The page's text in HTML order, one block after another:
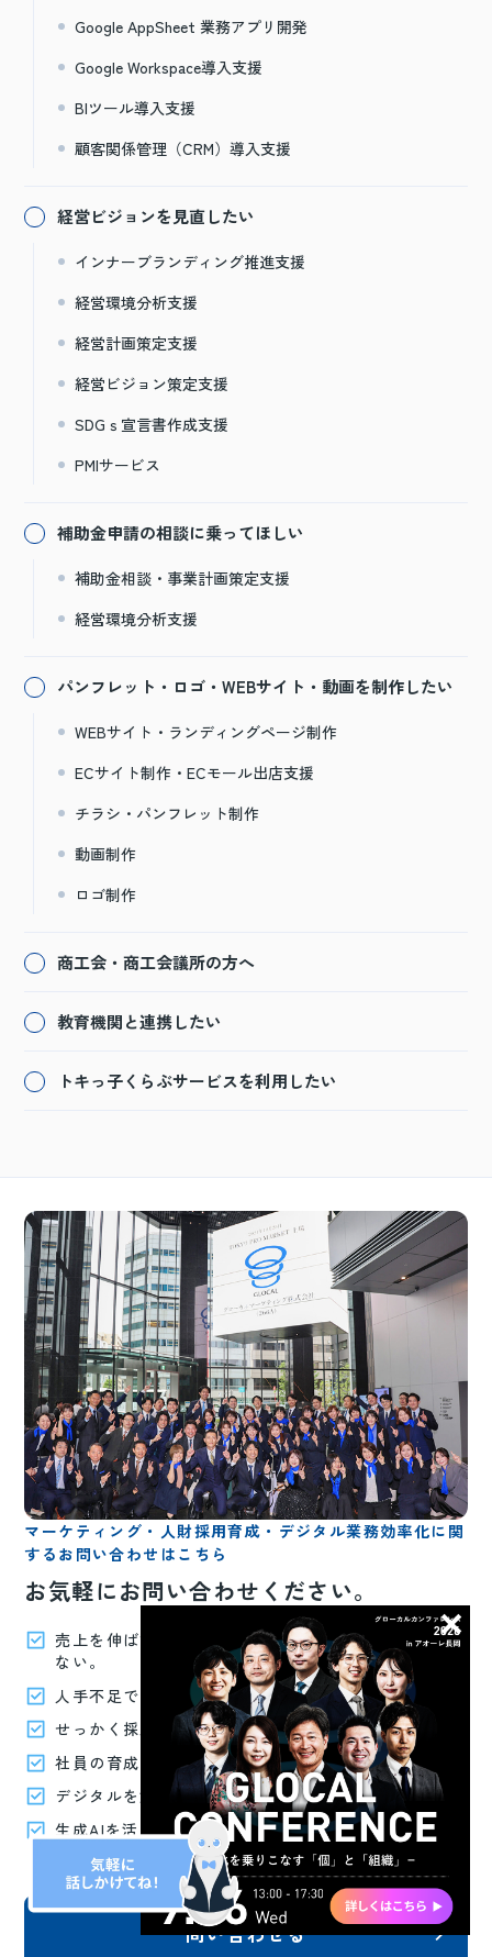
Google AppSheet 業務アプリ開発
Google Workspace導入支援
BIツール導入支援
顧客関係管理（CRM）導入支援
経営ビジョンを見直したい
インナーブランディング推進支援
経営環境分析支援
経営計画策定支援
経営ビジョン策定支援
SDGｓ宣言書作成支援
PMIサービス
補助金申請の相談に乗ってほしい
補助金相談・事業計画策定支援
経営環境分析支援
パンフレット・ロゴ・WEBサイト・動画を制作したい
WEBサイト・ランディングページ制作
ECサイト制作・ECモール出店支援
チラシ・パンフレット制作
動画制作
ロゴ制作
商工会・商工会議所の方へ
教育機関と連携したい
トキっ子くらぶサービスを利用したい
マーケティング・人財採用育成・デジタル業務効率化に関
するお問い合わせはこちら
お気軽にお問い合わせください。
売上を伸ばすために何から手を付ければいいか分から
ない。
人手不足で困っている、募集しても集まらない。
せっかく採用できても定着しない。
社員の育成に力を入れたい。
デジタルを活用した業務効率化を図りたい。
生成AIを活用したいけど何から取り組めばいいか分か
問い合わせる